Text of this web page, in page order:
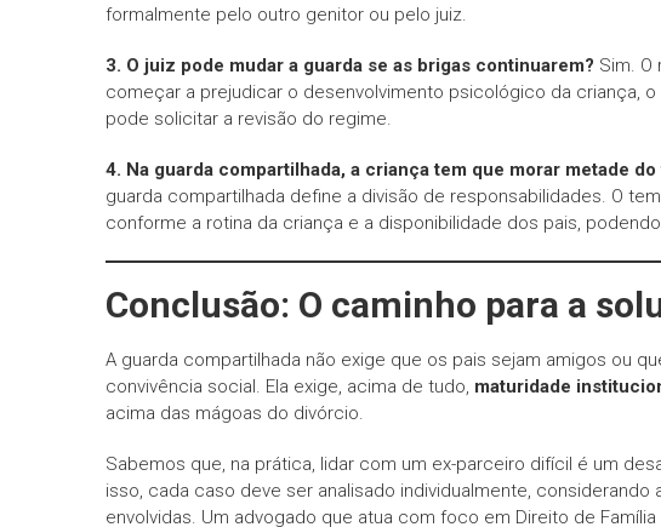
formalmente pelo outro genitor ou pelo juiz.
3. O juiz pode mudar a guarda se as brigas continuarem? Sim.
começar a prejudicar o desenvolvimento psicológico da criança,
pode solicitar a revisão do regime.
4. Na guarda compartilhada, a criança tem que morar metade
guarda compartilhada define a divisão de responsabilidades. O
conforme a rotina da criança e a disponibilidade dos pais,
Conclusão: O caminho para a
A guarda compartilhada não exige que os pais sejam amigos ou
convivência social. Ela exige, acima de tudo, maturidade
acima das mágoas do divórcio.
Sabemos que, na prática, lidar com um ex-parceiro difícil é um
isso, cada caso deve ser analisado individualmente,
envolvidas. Um advogado que atua com foco em Direito de